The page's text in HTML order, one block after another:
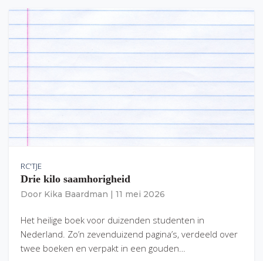
RC'TJE
Drie kilo saamhorigheid
Door Kika Baardman 11 mei 2026
Het heilige boek voor duizenden studenten in
Nederland. Zo’n zevenduizend pagina’s, verdeeld over
twee boeken en verpakt in een gouden…